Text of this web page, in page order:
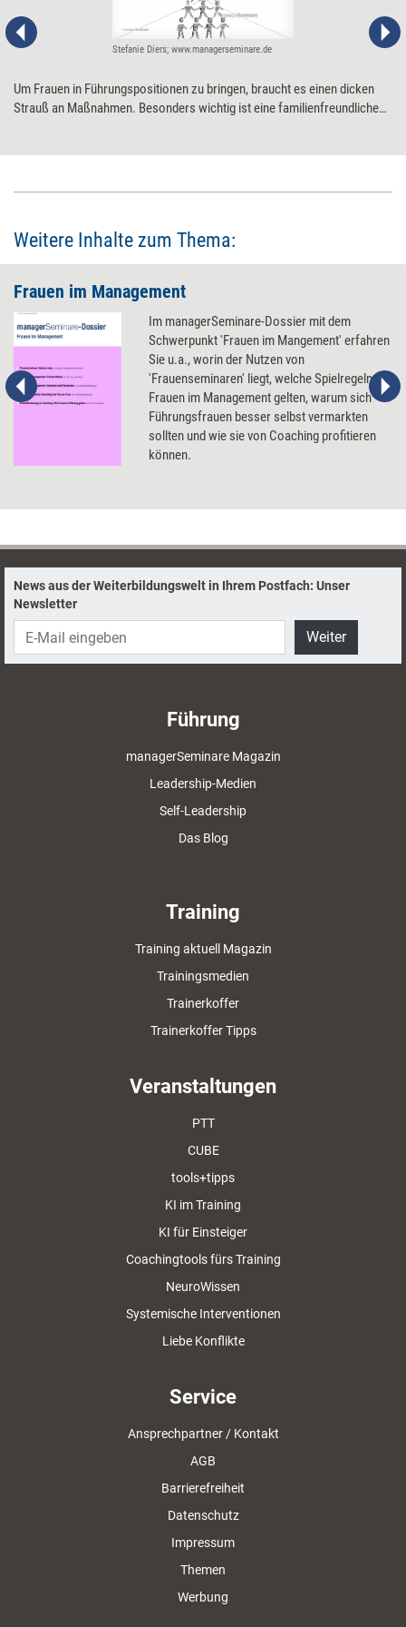
Stefanie Diers; www.managerseminare.de
Um Frauen in Führungspositionen zu bringen, braucht es einen dicken
Strauß an Maßnahmen. Besonders wichtig ist eine familienfreundliche
Weitere Inhalte zum Thema:
Frauen im Management
Im managerSeminare-Dossier mit dem
Schwerpunkt 'Frauen im Mangement' erfahren
Sie u.a., worin der Nutzen von
'Frauenseminaren' liegt, welche Spielregeln für
Frauen im Management gelten, warum sich
Führungsfrauen besser selbst vermarkten
sollten und wie sie von Coaching profitieren
können.
News aus der Weiterbildungswelt in Ihrem Postfach: Unser
Newsletter
Weiter
Führung
managerSeminare Magazin
Leadership-Medien
Self-Leadership
Das Blog
Training
Training aktuell Magazin
Trainingsmedien
Trainerkoffer
Trainerkoffer Tipps
Veranstaltungen
PTT
CUBE
tools+tipps
KI im Training
KI für Einsteiger
Coachingtools fürs Training
NeuroWissen
Systemische Interventionen
Liebe Konflikte
Service
Ansprechpartner / Kontakt
AGB
Barrierefreiheit
Datenschutz
Impressum
Themen
Werbung